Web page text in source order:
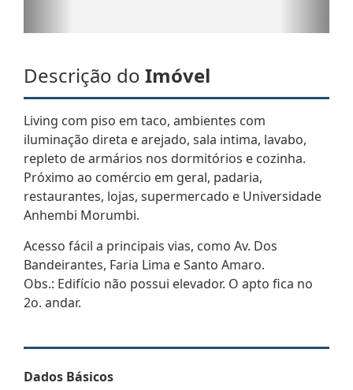
Descrição do Imóvel
Living com piso em taco, ambientes com
iluminação direta e arejado, sala intima, lavabo,
repleto de armários nos dormitórios e cozinha.
Próximo ao comércio em geral, padaria,
restaurantes, lojas, supermercado e Universidade
Anhembi Morumbi.
Acesso fácil a principais vias, como Av. Dos
Bandeirantes, Faria Lima e Santo Amaro.
Obs.: Edifício não possui elevador. O apto fica no
2o. andar.
Dados Básicos